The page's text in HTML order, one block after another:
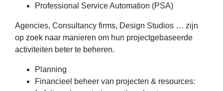
Professional Service Automation (PSA)
Agencies, Consultancy firms, Design Studios … zijn
op zoek naar manieren om hun projectgebaseerde
activiteiten beter te beheren.
Planning
Financieel beheer van projecten & resources: